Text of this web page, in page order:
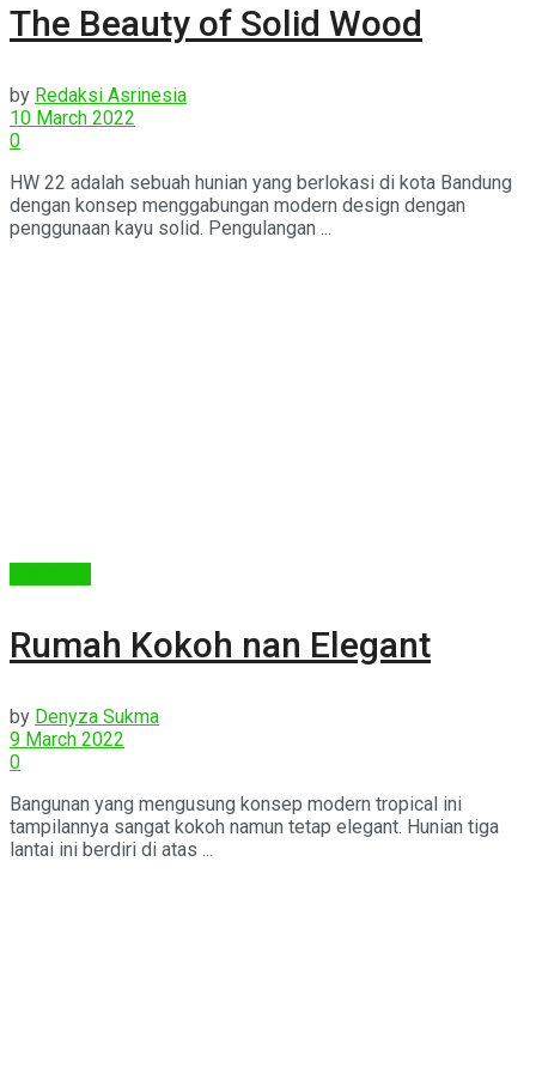
The Beauty of Solid Wood
by Redaksi Asrinesia
10 March 2022
0
HW 22 adalah sebuah hunian yang berlokasi di kota Bandung
dengan konsep menggabungan modern design dengan
penggunaan kayu solid. Pengulangan ...
Rumah Kokoh nan Elegant
by Denyza Sukma
9 March 2022
0
Bangunan yang mengusung konsep modern tropical ini
tampilannya sangat kokoh namun tetap elegant. Hunian tiga
lantai ini berdiri di atas ...